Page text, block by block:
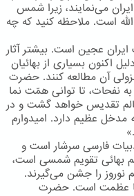
می‌نمایند، زیرا شمس
است. ملاحظه کنید که چه
عجین است. بیشتر آثار
اكنون بسیاری از بهائیان
نزولی آن مطالعه كنند. حضرت
نفحات، تا توانی همّت نما
تقدیس خواهد گشت و در
مدخل عظیم دارد. امیدوارم
فارسی سرشار است و
بهائی تقویم شمسی است،
نوروز را جشن می‌گیرند.
با عظمت است. حضرت